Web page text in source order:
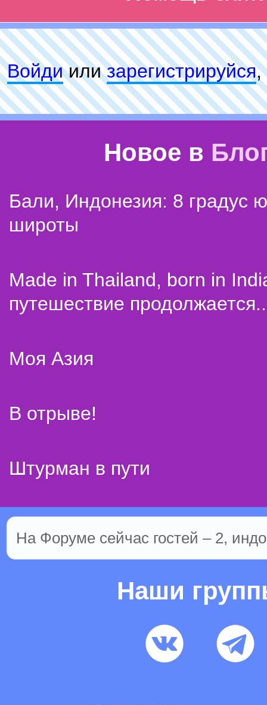
Войдиилизарeгиcтpируйся,
Новое в
Бали, Индонезия: 8 градус
широты
Made in Thailand, born in
путешествие
Моя Азия
В отрыве!
Штурман в пути
На Форуме сейчас гостей – 2,
Наши